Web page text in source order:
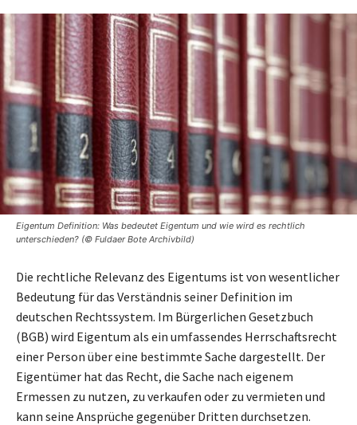
Eigentum Definition: Was bedeutet Eigentum und wie wird es rechtlich
unterschieden? (© Fuldaer Bote Archivbild)
Die rechtliche Relevanz des Eigentums ist von wesentlicher
Bedeutung für das Verständnis seiner Definition im
deutschen Rechtssystem. Im Bürgerlichen Gesetzbuch
(BGB) wird Eigentum als ein umfassendes Herrschaftsrecht
einer Person über eine bestimmte Sache dargestellt. Der
Eigentümer hat das Recht, die Sache nach eigenem
Ermessen zu nutzen, zu verkaufen oder zu vermieten und
kann seine Ansprüche gegenüber Dritten durchsetzen.